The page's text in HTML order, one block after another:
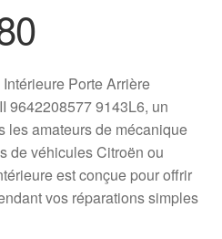
Porte Arrière
9642208577 9143L6, un
les amateurs de mécanique
de véhicules Citroën ou
est conçue pour offrir
vos réparations simples